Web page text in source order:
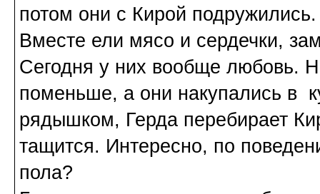
потом они с Кирой
Вместе ели мясо и сердечки,
Сегодня у них вообще любовь.
поменьше, а они накупались в
рядышком, Герда перебирает
тащится. Интересно, по
пола?